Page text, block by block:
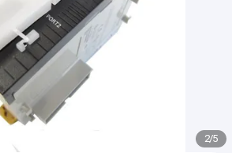
2/5